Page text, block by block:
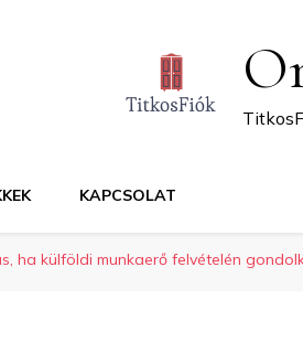
KAPCSOLAT
ha külföldi munkaerő felvételén